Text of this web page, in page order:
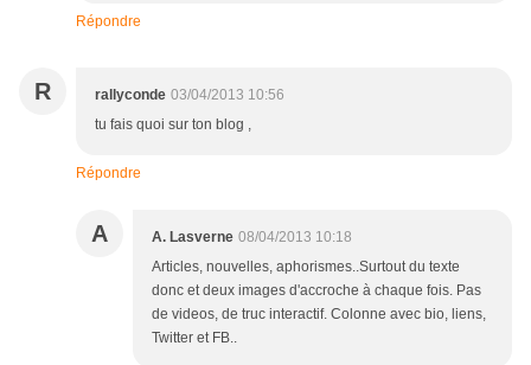
Répondre
R rallyconde 03/04/2013 10:56
tu fais quoi sur ton blog ,
Répondre
A A. Lasverne 08/04/2013 10:18
Articles, nouvelles, aphorismes..Surtout du texte
donc et deux images d'accroche à chaque fois. Pas
de videos, de truc interactif. Colonne avec bio, liens,
Twitter et FB..